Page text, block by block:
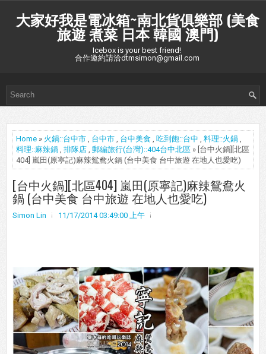
大家好我是電冰箱~南北貨俱樂部 (美食
旅遊 煮菜 日本 韓國 澳門)
Icebox is your best friend!
合作邀約請洽dtmsimon@gmail.com
Home » 火鍋::台中市 , 台中市 , 台中美食 , 吃到飽::台中 , 料理::火鍋 ,
料理::麻辣鍋 , 排隊店 , 郵編旅行(台灣)::404台中北區 » [台中火鍋][北區
404] 嵐田(原寧記)麻辣鴛鴦火鍋 (台中美食 台中旅遊 在地人也愛吃)
[台中火鍋][北區404] 嵐田(原寧記)麻辣鴛鴦火
鍋 (台中美食 台中旅遊 在地人也愛吃)
Simon Lin 11/17/2014 03:49:00 上午